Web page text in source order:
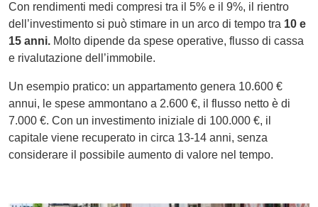
Con rendimenti medi compresi tra il 5% e il 9%, il rientro
dell’investimento si può stimare in un arco di tempo tra 10 e
15 anni. Molto dipende da spese operative, flusso di cassa
e rivalutazione dell’immobile.
Un esempio pratico: un appartamento genera 10.600 €
annui, le spese ammontano a 2.600 €, il flusso netto è di
7.000 €. Con un investimento iniziale di 100.000 €, il
capitale viene recuperato in circa 13-14 anni, senza
considerare il possibile aumento di valore nel tempo.